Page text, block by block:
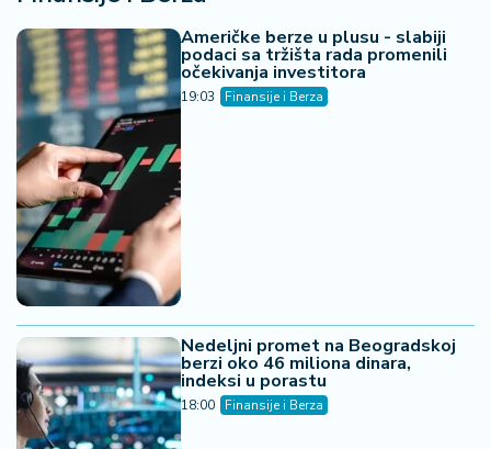
Američke berze u plusu - slabiji
podaci sa tržišta rada promenili
očekivanja investitora
19:03 Finansije i Berza
Nedeljni promet na Beogradskoj
berzi oko 46 miliona dinara,
indeksi u porastu
18:00 Finansije i Berza